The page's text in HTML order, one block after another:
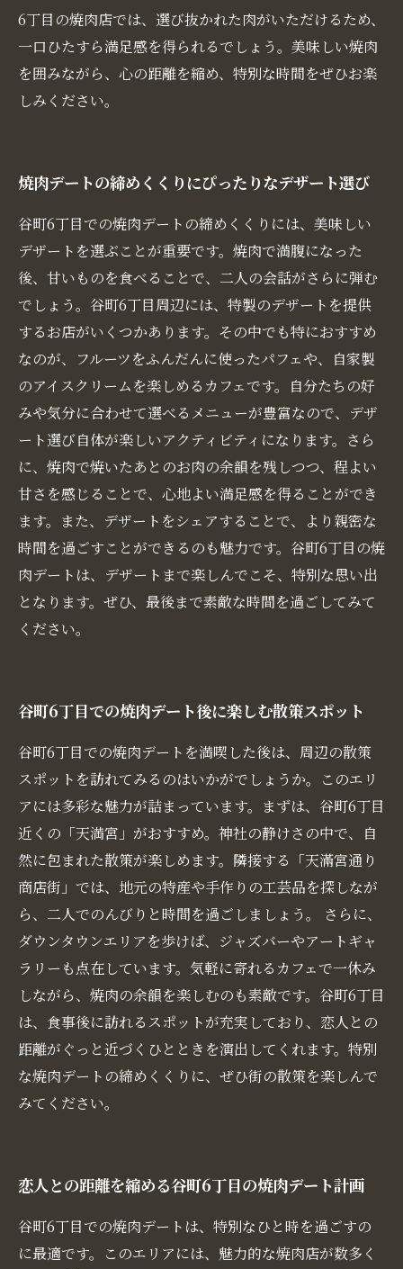
6丁目の焼肉店では、選び抜かれた肉がいただけるため、
一口ひたすら満足感を得られるでしょう。美味しい焼肉
を囲みながら、心の距離を縮め、特別な時間をぜひお楽
しみください。
焼肉デートの締めくくりにぴったりなデザート選び
谷町6丁目での焼肉デートの締めくくりには、美味しい
デザートを選ぶことが重要です。焼肉で満腹になった
後、甘いものを食べることで、二人の会話がさらに弾む
でしょう。谷町6丁目周辺には、特製のデザートを提供
するお店がいくつかあります。その中でも特におすすめ
なのが、フルーツをふんだんに使ったパフェや、自家製
のアイスクリームを楽しめるカフェです。自分たちの好
みや気分に合わせて選べるメニューが豊富なので、デザ
ート選び自体が楽しいアクティビティになります。さら
に、焼肉で焼いたあとのお肉の余韻を残しつつ、程よい
甘さを感じることで、心地よい満足感を得ることができ
ます。また、デザートをシェアすることで、より親密な
時間を過ごすことができるのも魅力です。谷町6丁目の焼
肉デートは、デザートまで楽しんでこそ、特別な思い出
となります。ぜひ、最後まで素敵な時間を過ごしてみて
ください。
谷町6丁目での焼肉デート後に楽しむ散策スポット
谷町6丁目での焼肉デートを満喫した後は、周辺の散策
スポットを訪れてみるのはいかがでしょうか。このエリ
アには多彩な魅力が詰まっています。まずは、谷町6丁目
近くの「天満宮」がおすすめ。神社の静けさの中で、自
然に包まれた散策が楽しめます。隣接する「天滿宮通り
商店街」では、地元の特産や手作りの工芸品を探しなが
ら、二人でのんびりと時間を過ごしましょう。 さらに、
ダウンタウンエリアを歩けば、ジャズバーやアートギャ
ラリーも点在しています。気軽に寄れるカフェで一休み
しながら、焼肉の余韻を楽しむのも素敵です。谷町6丁目
は、食事後に訪れるスポットが充実しており、恋人との
距離がぐっと近づくひとときを演出してくれます。特別
な焼肉デートの締めくくりに、ぜひ街の散策を楽しんで
みてください。
恋人との距離を縮める谷町6丁目の焼肉デート計画
谷町6丁目での焼肉デートは、特別なひと時を過ごすの
に最適です。このエリアには、魅力的な焼肉店が数多く